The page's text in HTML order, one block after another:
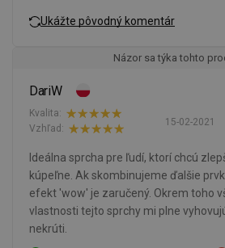
Ukážte pôvodný komentár
Názor sa týka tohto
DariW
15-02-2021
Kvalita:
Vzhľad:
Ideálna sprcha pre ľudí, ktorí chcú
kúpeľne. Ak skombinujeme ďalšie
efekt 'wow' je zaručený. Okrem toho
vlastnosti tejto sprchy mi plne
nekrúti.